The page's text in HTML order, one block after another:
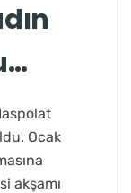
Ocak
akşamı